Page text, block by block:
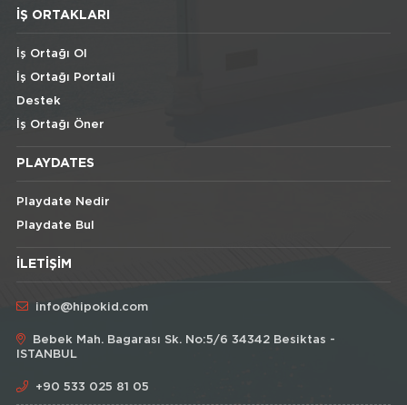
İŞ ORTAKLARI
İş Ortağı Ol
İş Ortağı Portali
Destek
İş Ortağı Öner
PLAYDATES
Playdate Nedir
Playdate Bul
İLETIŞIM
info@hipokid.com
Bebek Mah. Bagarası Sk. No:5/6 34342 Besiktas -
ISTANBUL
+90 533 025 81 05